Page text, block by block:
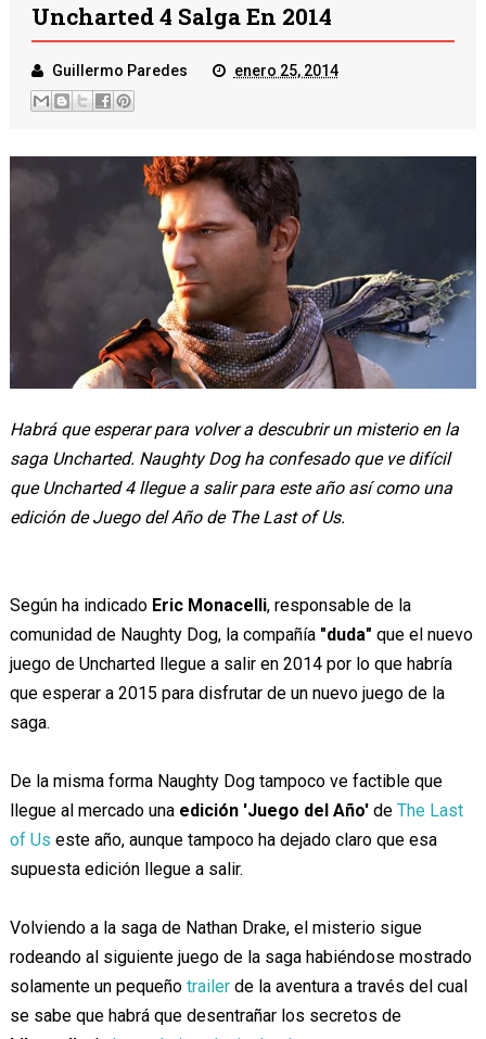
Uncharted 4 Salga En 2014
Guillermo Paredes enero 25, 2014
Habrá que esperar para volver a descubrir un misterio en la
saga Uncharted. Naughty Dog ha confesado que ve difícil
que Uncharted 4 llegue a salir para este año así como una
edición de Juego del Año de The Last of Us.
Según ha indicado Eric Monacelli, responsable de la
comunidad de Naughty Dog, la compañía"duda" que el nuevo
juego de Uncharted llegue a salir en 2014 por lo que habría
que esperar a 2015 para disfrutar de un nuevo juego de la
saga.
De la misma forma Naughty Dog tampoco ve factible que
llegue al mercado una edición 'Juego del Año'de The Last
of Us este año, aunque tampoco ha dejado claro que esa
supuesta edición llegue a salir.
Volviendo a la saga de Nathan Drake, el misterio sigue
rodeando al siguiente juego de la saga habiéndose mostrado
solamente un pequeño trailerde la aventura a través del cual
se sabe que habrá que desentrañar los secretos de